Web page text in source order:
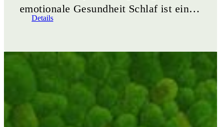
emotionale Gesundheit Schlaf ist ein
Thema, das uns alle betrifft und eine
Details